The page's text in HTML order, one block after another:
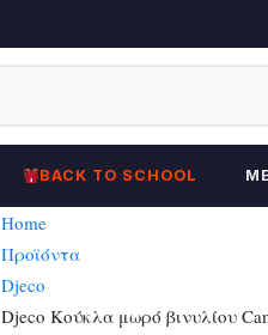
BACK TO SCHOOL
Home
Προϊόντα
Djeco
Djeco Κούκλα μωρό βινυλίου